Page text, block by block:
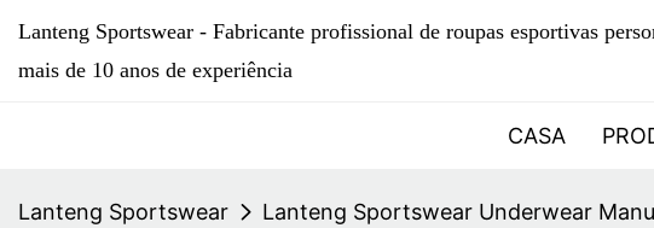
Lanteng Sportswear - Fabricante profissional de roupas esportivas
mais de 10 anos de experiência
CASA
Lanteng Sportswear Lanteng Sportswear Underwear